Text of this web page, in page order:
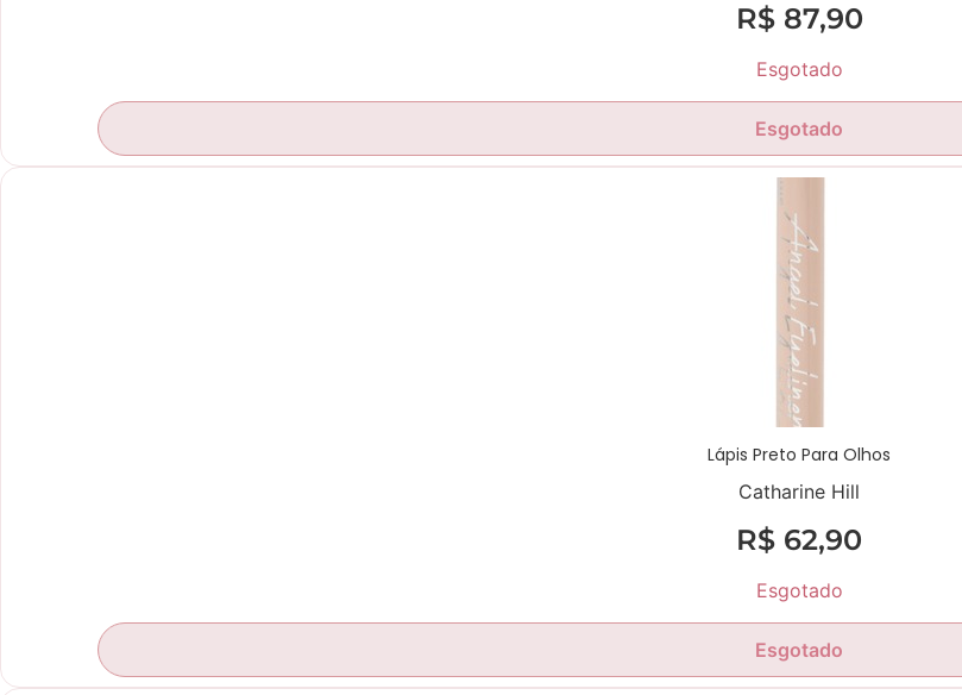
R$87,90
Esgotado
Esgotado
Lápis Preto Para Olhos
Catharine Hill
R$ 62,90
Esgotado
Esgotado